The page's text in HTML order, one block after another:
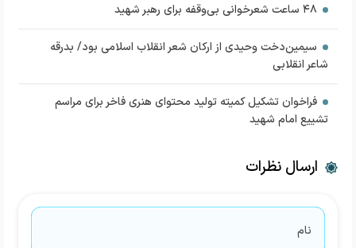
۴۸ ساعت شعرخوانی بی‌وقفه برای رهبر شهید
سیمین‌دخت وحیدی از ارکان شعر انقلاب اسلامی بود/ بدرقه
شاعر انقلابی
فراخوان تشکیل کمیته تولید محتوای هنری فاخر برای مراسم
تشییع امام شهید
ارسال نظرات